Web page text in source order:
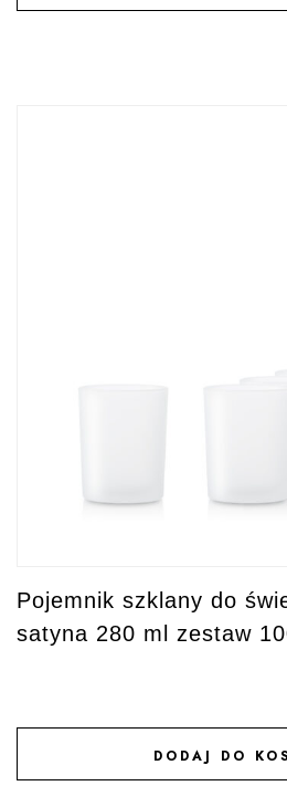
Pojemnik szklany do
satyna 280 ml zestaw
DODAJ DO
DODAJ DO